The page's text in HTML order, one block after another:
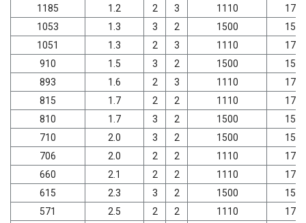
1185
1.2 2 3 1110
1053
1.3 3 2 1500
1051
1.3 2 3 1110
910
1.5 3 2 1500
893
1.6 2 3 1110
815
1.7 2 2 1110
810
1.7 3 2 1500
710
2.0 3 2 1500
706
2.0 2 2 1110
660
2.1 2 2 1110
615
2.3 3 2 1500
571
2.5 2 2 1110